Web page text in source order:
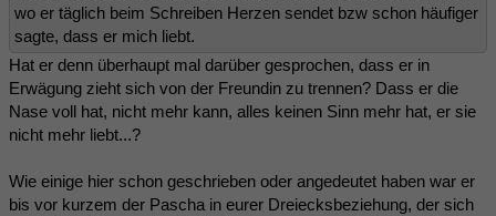
wo er täglich beim Schreiben Herzen sendet bzw schon häufiger
sagte, dass er mich liebt.
Hat er denn überhaupt mal darüber gesprochen, dass er in
Erwägung zieht sich von der Freundin zu trennen? Dass er die
Nase voll hat, nicht mehr kann, alles keinen Sinn mehr hat, er sie
nicht mehr liebt...?
Wie einige hier schon geschrieben oder angedeutet haben war er
bis vor kurzem der Pascha in eurer Dreiecksbeziehung, der sich